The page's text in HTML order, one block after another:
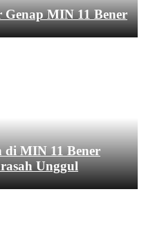
Genap MIN 11 Bener
di MIN 11 Bener
Unggul